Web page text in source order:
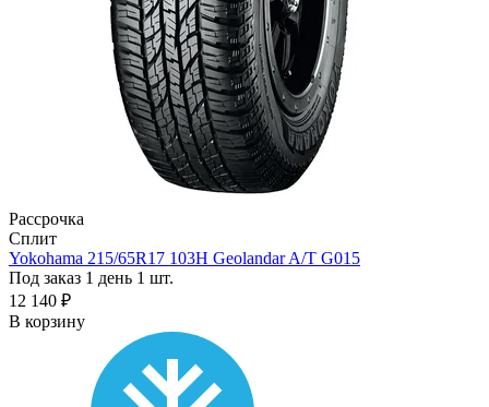
Рассрочка
Сплит
Yokohama 215/65R17 103H Geolandar A/T G015
Под заказ 1 день 1 шт.
12 140 ₽
В корзину